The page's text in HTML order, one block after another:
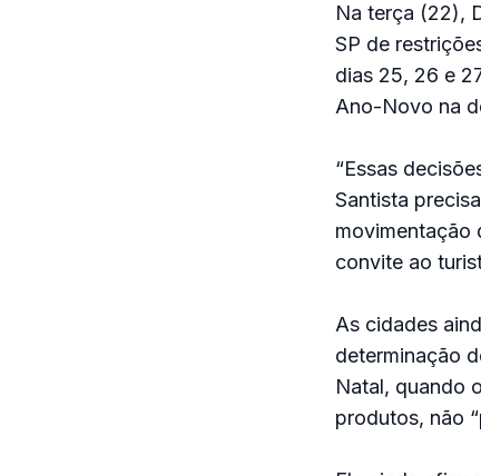
Na terça (22),
SP de
dias 25, 26 e
Ano-Novo na
“Essas
Santista
movimentação
convite ao
As cidades
determinação
Natal, quando
produtos, não